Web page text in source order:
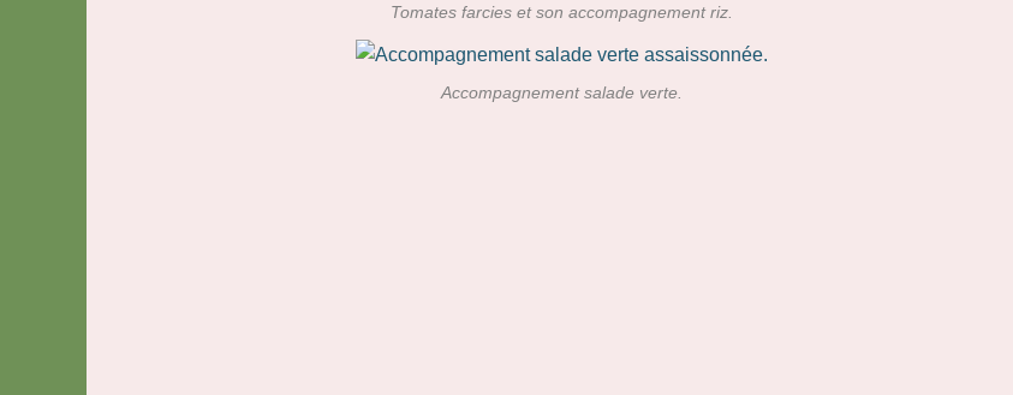
Tomates farcies et son accompagnement riz.
Accompagnement salade verte.